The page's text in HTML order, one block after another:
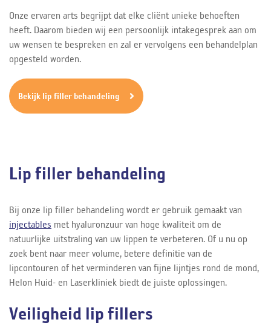
Onze ervaren arts begrijpt dat elke cliënt unieke behoeften
heeft. Daarom bieden wij een persoonlijk intakegesprek aan om
uw wensen te bespreken en zal er vervolgens een behandelplan
opgesteld worden.
Bekijk lip filler behandeling
Lip filler behandeling
Bij onze lip filler behandeling wordt er gebruik gemaakt van
injectables met hyaluronzuur van hoge kwaliteit om de
natuurlijke uitstraling van uw lippen te verbeteren. Of u nu op
zoek bent naar meer volume, betere definitie van de
lipcontouren of het verminderen van fijne lijntjes rond de mond,
Helon Huid- en Laserkliniek biedt de juiste oplossingen.
Veiligheid lip fillers